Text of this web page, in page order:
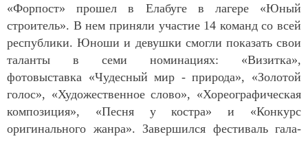
«Форпост» прошел в Елабуге в лагере «Юный
строитель». В нем приняли участие 14 команд со всей
республики. Юноши и девушки смогли показать свои
таланты в семи номинациях: «Визитка»,
фотовыставка «Чудесный мир - природа», «Золотой
голос», «Художественное слово», «Хореографическая
композиция», «Песня у костра» и «Конкурс
оригинального жанра». Завершился фестиваль гала-